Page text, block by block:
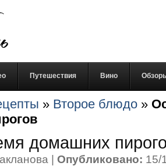
Путешествия Вино
» Второе блюдо »
домашних
| Опубликовано: 15/